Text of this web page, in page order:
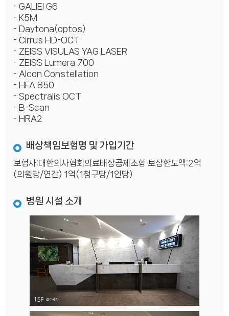
- GALIEI G6
- K5M
- Daytona(optos)
- Cirrus HD-OCT
- ZEISS VISULAS YAG LASER
- ZEISS Lumera 700
- Alcon Constellation
- HFA 850
- Spectralis OCT
- B-Scan
- HRA2
배상책임보험명 및 가입기간
보험사:대한의사협회의료배상공제조합 보상한도액:2억
(의원당/연간) 1억(1청구당/1인당)
병원 시설 소개